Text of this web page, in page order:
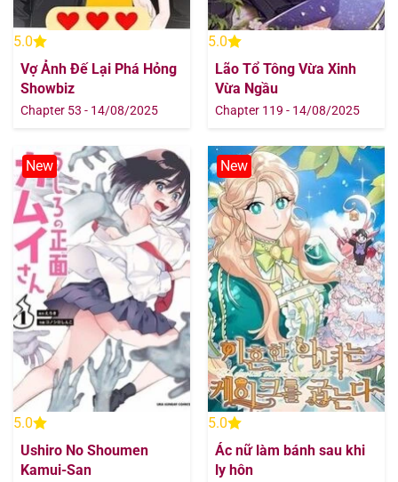
5.0
Vợ Ảnh Đế Lại Phá Hỏng
Showbiz
Chapter 53 - 14/08/2025
5.0
Lão Tổ Tông Vừa Xinh
Vừa Ngầu
Chapter 119 - 14/08/2025
New
5.0
Ushiro No Shoumen
Kamui-San
New
5.0
Ác nữ làm bánh sau khi
ly hôn